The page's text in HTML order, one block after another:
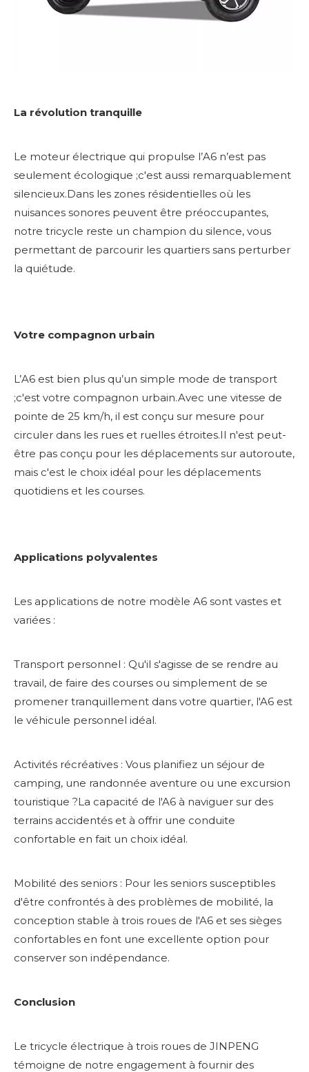
La révolution tranquille
Le moteur électrique qui propulse l’A6 n’est pas
seulement écologique ;c'est aussi remarquablement
silencieux.Dans les zones résidentielles où les
nuisances sonores peuvent être préoccupantes,
notre tricycle reste un champion du silence, vous
permettant de parcourir les quartiers sans perturber
la quiétude.
Votre compagnon urbain
L’A6 est bien plus qu’un simple mode de transport
;c'est votre compagnon urbain.Avec une vitesse de
pointe de 25 km/h, il est conçu sur mesure pour
circuler dans les rues et ruelles étroites.Il n'est peut-
être pas conçu pour les déplacements sur autoroute,
mais c'est le choix idéal pour les déplacements
quotidiens et les courses.
Applications polyvalentes
Les applications de notre modèle A6 sont vastes et
variées :
Transport personnel : Qu'il s'agisse de se rendre au
travail, de faire des courses ou simplement de se
promener tranquillement dans votre quartier, l'A6 est
le véhicule personnel idéal.
Activités récréatives : Vous planifiez un séjour de
camping, une randonnée aventure ou une excursion
touristique ?La capacité de l'A6 à naviguer sur des
terrains accidentés et à offrir une conduite
confortable en fait un choix idéal.
Mobilité des seniors : Pour les seniors susceptibles
d'être confrontés à des problèmes de mobilité, la
conception stable à trois roues de l'A6 et ses sièges
confortables en font une excellente option pour
conserver son indépendance.
Conclusion
Le tricycle électrique à trois roues de JINPENG
témoigne de notre engagement à fournir des